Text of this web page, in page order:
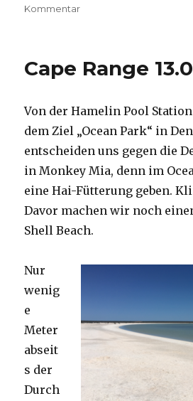
Kommentarzu
Cape Range
Von der Hamelin Pool
dem Ziel „Ocean Park“ in
entscheiden uns gegen die
in Monkey Mia, denn im
eine Hai-Fütterung geben.
Davor machen wir noch
Shell Beach.
Nur
wenig
e
Meter
abseit
s der
Durch